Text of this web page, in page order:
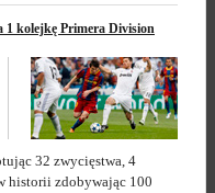
1 kolejkę Primera Division
32 zwycięstwa, 4
historii zdobywając 100